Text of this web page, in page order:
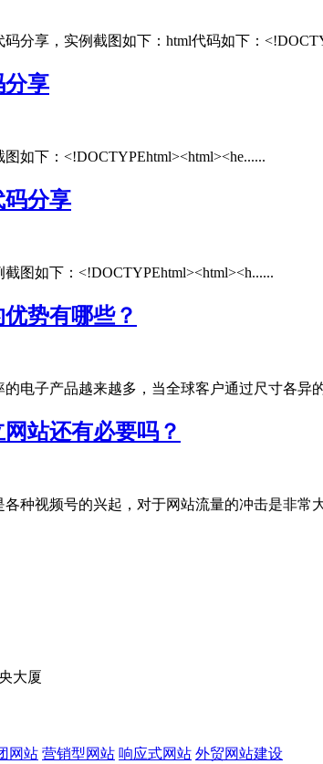
分享，实例截图如下：html代码如下：
分享
如下：<!DOCTYPEhtml><html><he......
码分享
图如下：<!DOCTYPEhtml><html><h......
势有哪些？
的电子产品越来越多，当全球客户通过尺寸各
站还有必要吗？
种视频号的兴起，对于网站流量的冲击是非常
大厦
网站 营销型网站 响应式网站 外贸网站建设